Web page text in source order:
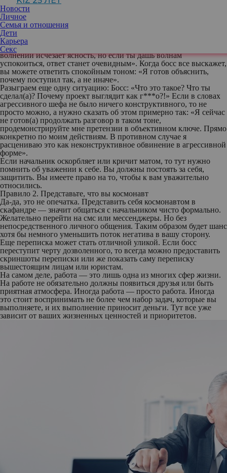
Новости
Личное
Семья и отношения
Дети
Карьера
Секс
самому не поймать эту агрессивную волну. Если вы будете
решать ситуацию агрессии по принципу «клин клином
вышибает», то рискуете потерять возможность решать
конфликты другими методами. Попытайтесь вдохнуть и
выдохнуть. Как говорил Мастер Угвэй в мультфильме «Кунг-фу
панда»: «Твои мысли подобны кругам на воде, друг мой. В
волнении исчезает ясность, но если ты дашь волнам
успокоиться, ответ станет очевидным». Когда босс все выскажет,
вы можете ответить спокойным тоном: «Я готов объяснить,
почему поступил так, а не иначе».
Разыграем еще одну ситуацию: Босс: «Что это такое? Что ты
сделал(а)? Почему проект выглядит как г***о?!» Если в словах
агрессивного шефа не было ничего конструктивного, то не
просто можно, а нужно сказать об этом примерно так: «Я сейчас
не готов(а) продолжать разговор в таком тоне,
продемонстрируйте мне претензии в объективном ключе. Прямо
конкретно по моим действиям. В противном случае я
расцениваю это как неконструктивное обвинение в агрессивной
форме».
Если начальник оскорбляет или кричит матом, то тут нужно
помнить об уважении к себе. Вы должны постоять за себя,
защитить. Вы имеете право на то, чтобы к вам уважительно
относились.
Правило 2. Представьте, что вы космонавт
Да-да, это не опечатка. Представить себя космонавтом в
скафандре — значит общаться с начальником чисто формально.
Желательно перейти на смс или мессенджеры. Но без
непосредственного личного общения. Таким образом будет шанс
хотя бы немного уменьшить поток негатива в вашу сторону.
Еще переписка может стать отличной уликой. Если босс
переступит черту дозволенного, то всегда можно предоставить
скриншоты переписки или же показать саму переписку
вышестоящим лицам или юристам.
На самом деле, работа — это лишь одна из многих сфер жизни.
На работе не обязательно должны появиться друзья или быть
приятная атмосфера. Иногда работа — просто работа. Иногда
это стоит воспринимать не более чем набор задач, которые вы
выполняете, и их выполнение приносит деньги. Тут все уже
зависит от ваших жизненных ценностей и приоритетов.